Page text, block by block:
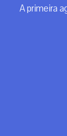
A primeira